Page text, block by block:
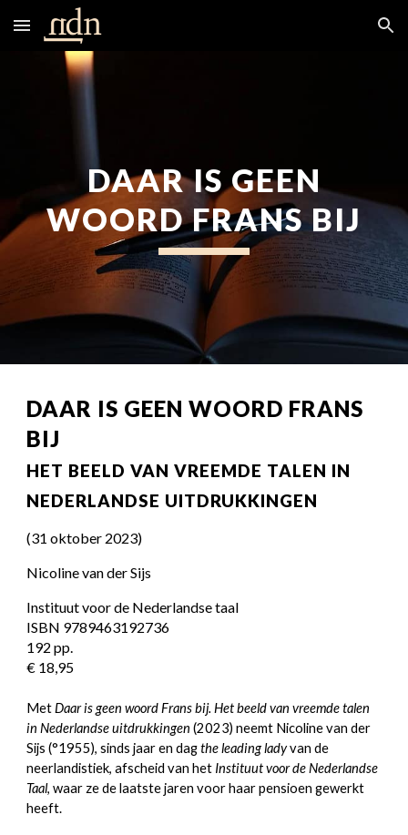
Skip to main content Skip to navigation
DAAR IS GEEN
WOORD FRANS BIJ
DAAR IS GEEN WOORD FRANS
BIJ
HET BEELD VAN VREEMDE TALEN IN
NEDERLANDSE UITDRUKKINGEN
(31 oktober 2023)
Nicoline van der Sijs
Instituut voor de Nederlandse taal
ISBN 9789463192736
192 pp.
€ 18,95
MetDaar is geen woord Frans bij. Het beeld van vreemde talen
in Nederlandse uitdrukkingen (2023) neemt Nicoline van der
Sijs (°1955), sinds jaar en dagthe leading ladyvan de
neerlandistiek, afscheid van het Instituut voor de Nederlandse
Taal, waar ze de laatste jaren voor haar pensioen gewerkt
heeft.